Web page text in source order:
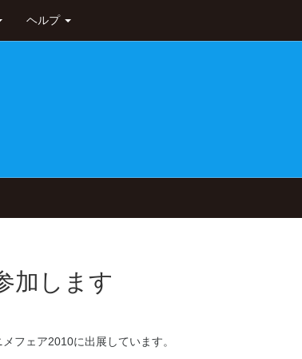
ヘルプ
加します
フェア2010に出展しています。